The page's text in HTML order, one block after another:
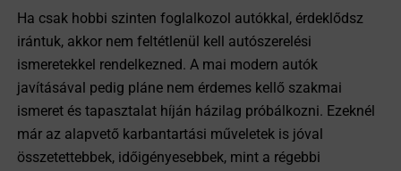
Ha csak hobbi szinten foglalkozol autókkal, érdeklődsz
irántuk, akkor nem feltétlenül kell autószerelési
ismeretekkel rendelkezned. A mai modern autók
javításával pedig pláne nem érdemes kellő szakmai
ismeret és tapasztalat híján házilag próbálkozni. Ezeknél
már az alapvető karbantartási műveletek is jóval
összetettebbek, időigényesebbek, mint a régebbi